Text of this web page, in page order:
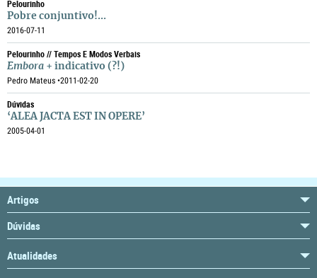
Pelourinho
Pobre conjuntivo!...
2016-07-11
Pelourinho // Tempos E Modos Verbais
Embora + indicativo (?!)
Pedro Mateus •2011-02-20
Dúvidas
‘ALEA JACTA EST IN OPERE’
2005-04-01
Artigos
Dúvidas
Atualidades